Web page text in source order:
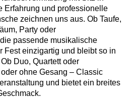
Erfahrung und professionelle
zeichnen uns aus. Ob Taufe,
Party oder
passende musikalische
Fest einzigartig und bleibt so in
Duo, Quartett oder
ohne Gesang – Classic
und bietet ein breites